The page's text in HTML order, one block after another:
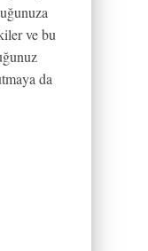
ve bu
da